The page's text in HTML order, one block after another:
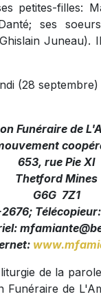
petites-filles:
ses
Juneau).
(28
Funéraire de
653, rue Pie XI
Thetford Mines
G6G 7Z1
de la
Funéraire de